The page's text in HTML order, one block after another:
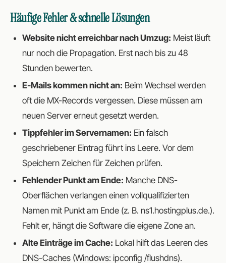
Häufige Fehler & schnelle Lösungen
Website nicht erreichbar nach Umzug: Meist läuft
nur noch die Propagation. Erst nach bis zu 48
Stunden bewerten.
E-Mails kommen nicht an: Beim Wechsel werden
oft die MX-Records vergessen. Diese müssen am
neuen Server erneut gesetzt werden.
Tippfehler im Servernamen: Ein falsch
geschriebener Eintrag führt ins Leere. Vor dem
Speichern Zeichen für Zeichen prüfen.
Fehlender Punkt am Ende: Manche DNS-
Oberflächen verlangen einen vollqualifizierten
Namen mit Punkt am Ende (z. B. ns1.hostingplus.de.).
Fehlt er, hängt die Software die eigene Zone an.
Alte Einträge im Cache: Lokal hilft das Leeren des
DNS-Caches (Windows: ipconfig /flushdns).